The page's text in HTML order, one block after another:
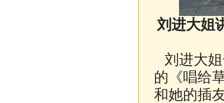
刘进大姐
刘进大
的《唱给
和她的插